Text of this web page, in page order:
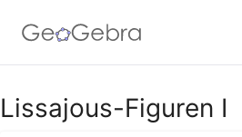
Google Classroom
Lissajous-Figuren I